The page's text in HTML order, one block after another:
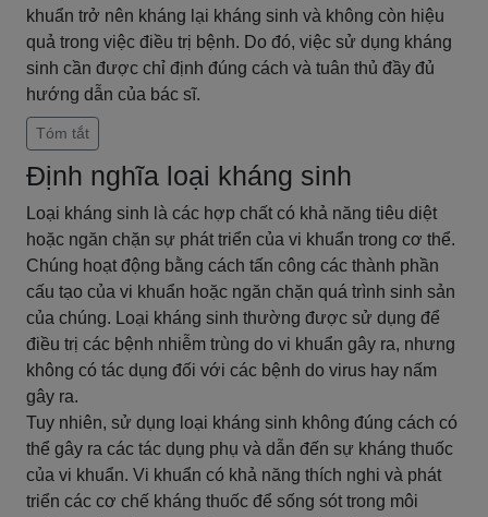
khuẩn trở nên kháng lại kháng sinh và không còn hiệu
quả trong việc điều trị bệnh. Do đó, việc sử dụng kháng
sinh cần được chỉ định đúng cách và tuân thủ đầy đủ
hướng dẫn của bác sĩ.
Tóm tắt
Định nghĩa loại kháng sinh
Loại kháng sinh là các hợp chất có khả năng tiêu diệt
hoặc ngăn chặn sự phát triển của vi khuẩn trong cơ thể.
Chúng hoạt động bằng cách tấn công các thành phần
cấu tạo của vi khuẩn hoặc ngăn chặn quá trình sinh sản
của chúng. Loại kháng sinh thường được sử dụng để
điều trị các bệnh nhiễm trùng do vi khuẩn gây ra, nhưng
không có tác dụng đối với các bệnh do virus hay nấm
gây ra.
Tuy nhiên, sử dụng loại kháng sinh không đúng cách có
thể gây ra các tác dụng phụ và dẫn đến sự kháng thuốc
của vi khuẩn. Vi khuẩn có khả năng thích nghi và phát
triển các cơ chế kháng thuốc để sống sót trong môi